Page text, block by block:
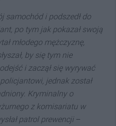
samochód i podszedł do
po tym jak pokazał swoją
młodego mężczyznę,
by się tym nie
i zaczął się wyrywać
jednak został
Kryminalny o
z komisariatu w
patrol prewencji–